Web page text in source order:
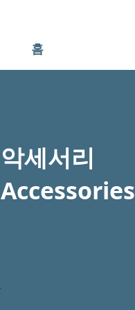
홈
악세서리
Accessories